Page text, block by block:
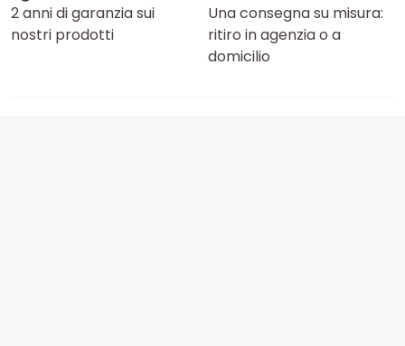
2 anni di garanzia sui
nostri prodotti
Una consegna su misura:
ritiro in agenzia o a
domicilio